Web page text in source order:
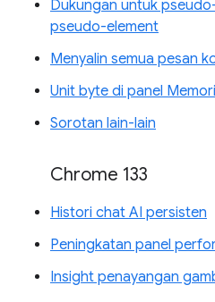
Dukungan untuk
pseudo-element
Menyalin semua pesan
Unit byte di panel Memori
Sorotan lain-lain
Chrome 133
Histori chat AI persisten
Peningkatan panel
Insight penayangan